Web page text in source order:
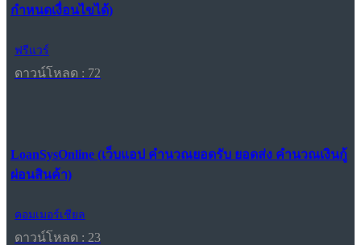
กำหนดเงื่อนไขได้)
ฟรีแวร์
ดาวน์โหลด : 72
LoanSysOnline (เว็บแอป คำนวณยอดรับ ยอดส่ง คำนวณเงินกู้
ผ่อนสินค้า)
คอมเมอร์เชียล
ดาวน์โหลด : 23